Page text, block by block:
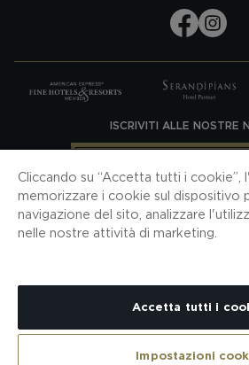
ISCRIVITI ALLE NOSTRE
SCARICA LA NOSTRA
NOTA LEGALEH10 PRO
CANALE PER LE
RNET 8771 - TEL: +351 210 412 300 (CHIAMATA
Cliccando su “Accetta tutti i
memorizzare i cookie sul dispositivo
navigazione del sito, analizzare
nelle nostre attività di marketing.
Accetta tutti i
Impostazioni